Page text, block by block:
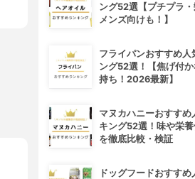
ング52選【プチプラ
メンズ向けも！】
フライパンおすすめ人
ング52選！【焦げ付
持ち！2026最新】
マヌカハニーおすすめ
キング52選！味や栄養
を徹底比較・検証
ドッグフードおすすめ